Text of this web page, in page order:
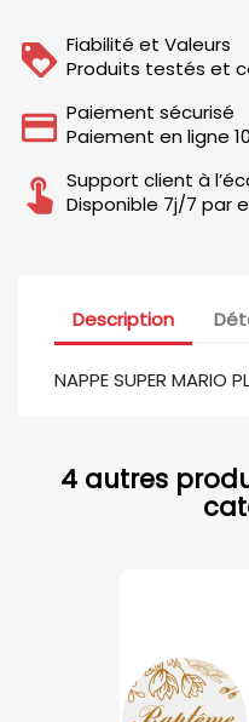
Fiabilité et Valeurs
Produits testés et
Paiement sécurisé
Paiement en ligne
Support client à
Disponible 7j/7 par
Description
NAPPE SUPER MARIO
4 autres